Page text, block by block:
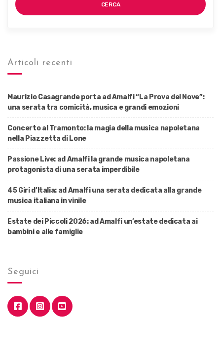
CERCA
Articoli recenti
Maurizio Casagrande porta ad Amalfi “La Prova del Nove”:
una serata tra comicità, musica e grandi emozioni
Concerto al Tramonto: la magia della musica napoletana
nella Piazzetta di Lone
Passione Live: ad Amalfi la grande musica napoletana
protagonista di una serata imperdibile
45 Giri d’Italia: ad Amalfi una serata dedicata alla grande
musica italiana in vinile
Estate dei Piccoli 2026: ad Amalfi un’estate dedicata ai
bambini e alle famiglie
Seguici